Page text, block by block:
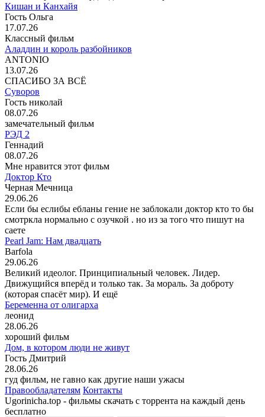
Кишан и Канхайя
Гость Ольга
17.07.26
Классный фильм
Аладдин и король разбойников
ANTONIO
13.07.26
СПАСИБО ЗА ВСЁ
Суворов
Гость николай
08.07.26
замечательный фильм
РЭД 2
Геннадий
08.07.26
Мне нравится этот фильм
Доктор Кто
Черная Мечница
29.06.26
Если бы еслибы ебланы гение не заблокали доктор кто то бы
смотркла нормально с озучкой . но из за того что пишут на
саете
Pearl Jam: Нам двадцать
Barfola
29.06.26
Великий идеолог. Принципиальный человек. Лидер.
Движущийся вперёд и только так. За мораль. За доброту
(которая спасёт мир). И ещё
Беременна от олигарха
леонид
28.06.26
хороший фильм
Дом, в котором люди не живут
Гость Дмитрий
28.06.26
гуд фильм, не гавно как другие наши ужасы
Правообладателям Контакты
Ugorinicha.top - фильмы скачать с торрента на каждый день
бесплатно